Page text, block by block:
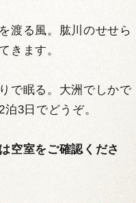
渡る風。肱川のせせら
きます。
で眠る。大洲でしかで
3日でどうぞ。
空室をご確認くださ